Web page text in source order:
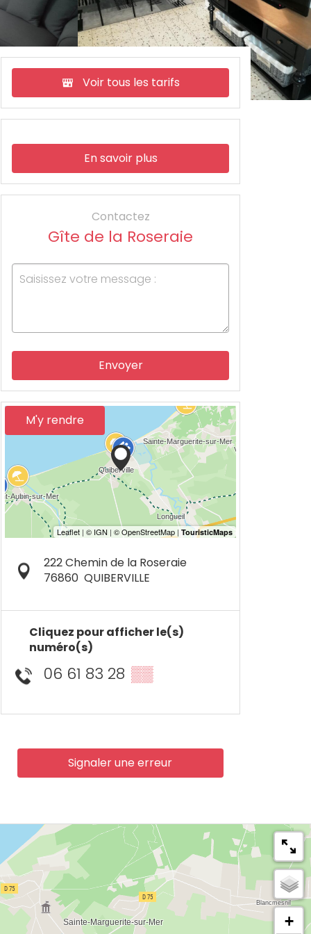
Voir tous les tarifs
En savoir plus
Contactez
Gîte de la Roseraie
Envoyer
M'y rendre
222 Chemin de la Roseraie
76860 QUIBERVILLE
Cliquez pour afficher le(s)
numéro(s)
06 61 83 28 ▒▒
Signaler une erreur
+